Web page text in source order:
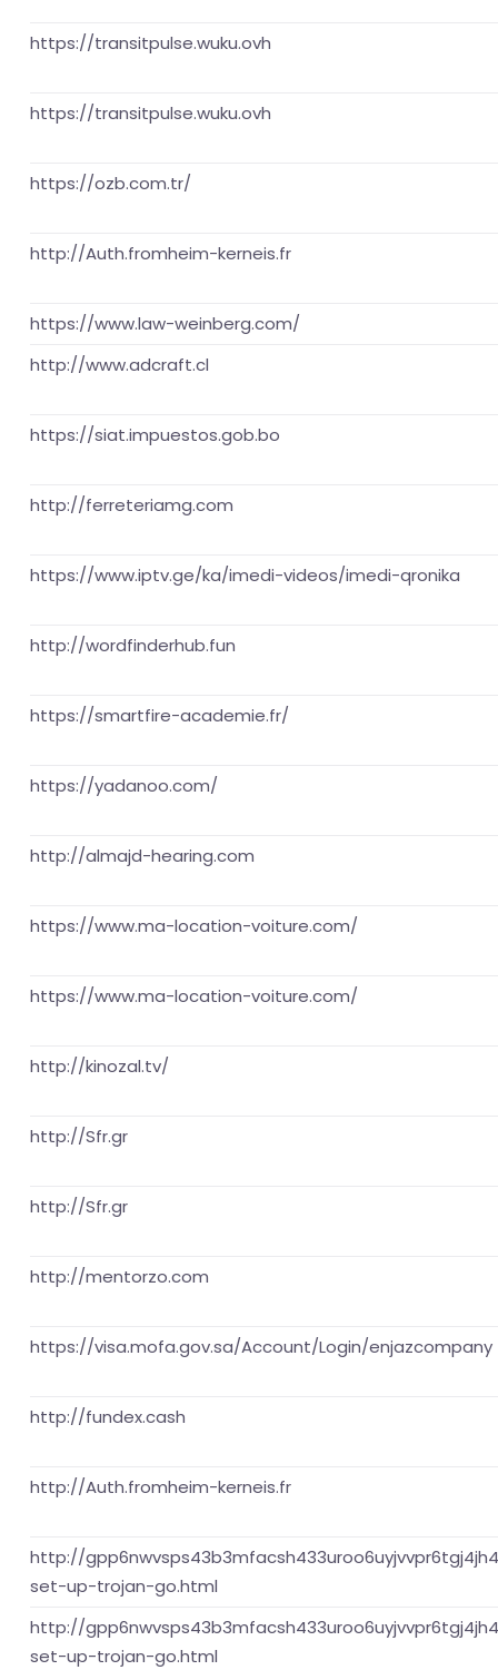
https://transitpulse.wuku.ovh
https://transitpulse.wuku.ovh
https://ozb.com.tr/
http://Auth.fromheim-kerneis.fr
https://www.law-weinberg.com/
http://www.adcraft.cl
https://siat.impuestos.gob.bo
http://ferreteriamg.com
https://www.iptv.ge/ka/imedi-videos/imedi-qronika
http://wordfinderhub.fun
https://smartfire-academie.fr/
https://yadanoo.com/
http://almajd-hearing.com
https://www.ma-location-voiture.com/
https://www.ma-location-voiture.com/
http://kinozal.tv/
http://Sfr.gr
http://Sfr.gr
http://mentorzo.com
https://visa.mofa.gov.sa/Account/Login/enjazcompany
http://fundex.cash
http://Auth.fromheim-kerneis.fr
http://
set-up-trojan-go.html
http://
set-up-trojan-go.html